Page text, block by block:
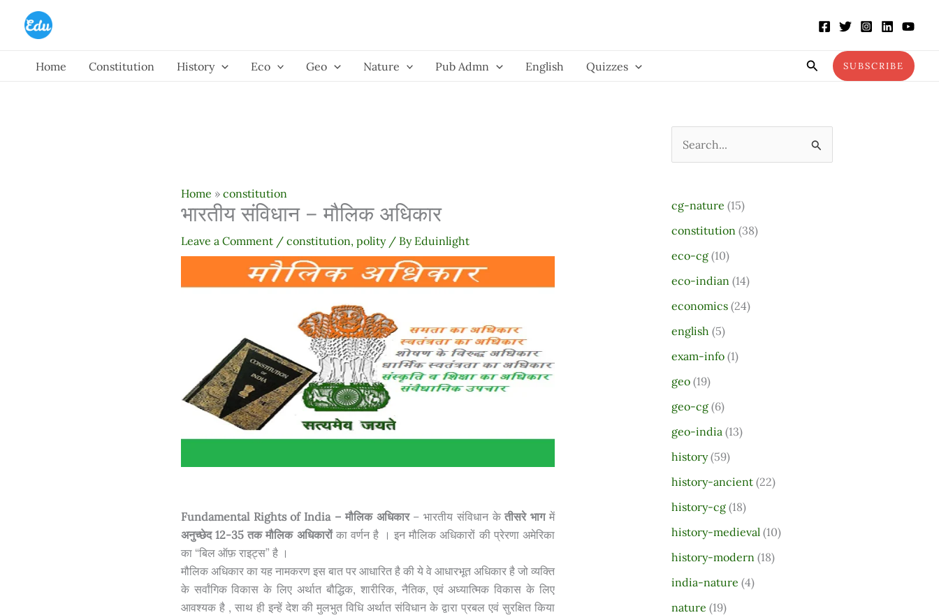
Home
Constitution History Eco Geo Nature Pub Admn English Quizzes SearchSUBSCRIBE
Home » constitution
भारतीय संविधान – मौलिक अधिकार
Leave a Comment / constitution, polity/ By Eduinlight
Fundamental Rights of India – मौलिक अधिकार– भारतीय संविधान केतीसरे भागमें
अनुच्छेद 12-35 तक मौलिक अधिकारों का वर्णन है । इन मौलिक अधिकारों की प्रेरणा अमेरिका
का “बिल ऑफ़ राइट्स” है ।
मौलिक अधिकार का यह नामकरण इस बात पर आधारित है की ये वे आधारभूत अधिकार है जो व्यक्ति
के सर्वांगिक विकास के लिए अर्थात बौद्धिक, शारीरिक, नैतिक, एवं अध्यात्मिक विकास के लिए
आवश्यक है , साथ ही इन्हें देश की मुलभुत विधि अर्थात संविधान के द्वारा प्रबल एवं सुरक्षित किया
c
h
f
o
r
cg-nature (15)
constitution (38)
eco-cg(10)
eco-indian (14)
economics(24)
english (5)
exam-info(1)
geo(19)
geo-cg(6)
geo-india (13)
history(59)
history-ancient(22)
history-cg(18)
history-medieval (10)
history-modern (18)
india-nature (4)
nature (19)